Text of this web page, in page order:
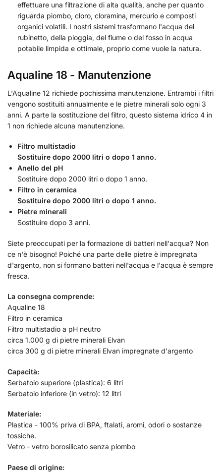
effettuare una filtrazione di alta qualità, anche per quanto
riguarda piombo, cloro, cloramina, mercurio e composti
organici volatili. I nostri sistemi trasformano l'acqua del
rubinetto, della pioggia, del fiume o del fosso in acqua
potabile limpida e ottimale, proprio come vuole la natura.
Aqualine 18 - Manutenzione
L'Aqualine 12 richiede pochissima manutenzione. Entrambi i filtri
vengono sostituiti annualmente e le pietre minerali solo ogni 3
anni. A parte la sostituzione del filtro, questo sistema idrico 4 in
1 non richiede alcuna manutenzione.
Filtro multistadio
Sostituire dopo 2000 litri o dopo 1 anno.
Anello del pH
Sostituire dopo 2000 litri o dopo 1 anno.
Filtro in ceramica
Sostituire dopo 2000 litri o dopo 1 anno.
Pietre minerali
Sostituire dopo 3 anni.
Siete preoccupati per la formazione di batteri nell'acqua? Non
ce n'è bisogno! Poiché una parte delle pietre è impregnata
d'argento, non si formano batteri nell'acqua e l'acqua è sempre
fresca.
La consegna comprende:
Aqualine 18
Filtro in ceramica
Filtro multistadio a pH neutro
circa 1.000 g di pietre minerali Elvan
circa 300 g di pietre minerali Elvan impregnate d'argento
Capacità:
Serbatoio superiore (plastica): 6 litri
Serbatoio inferiore (in vetro): 12 litri
Materiale:
Plastica - 100% priva di BPA, ftalati, aromi, odori o sostanze
tossiche.
Vetro - vetro borosilicato senza piombo
Paese di origine: